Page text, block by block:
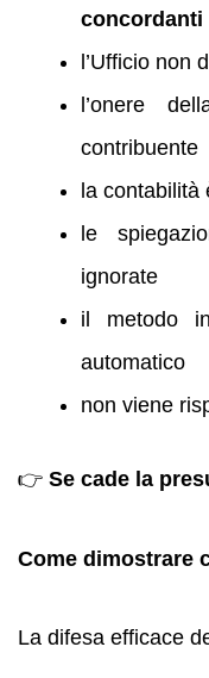
concordanti
l’Ufficio non
l’onere
contribuente
la contabilità
le
ignorate
il metodo
automatico
non viene
👉 Se cade la
Come dimostrare
La difesa efficace